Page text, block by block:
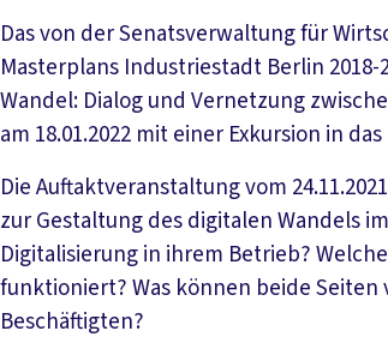
Das von der Senatsverwaltung für
Masterplans Industriestadt Berlin
Wandel: Dialog und Vernetzung
am 18.01.2022 mit einer Exkursion in
Die Auftaktveranstaltung vom
zur Gestaltung des digitalen Wandels
Digitalisierung in ihrem Betrieb?
funktioniert? Was können beide
Beschäftigten?